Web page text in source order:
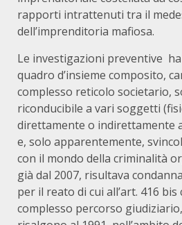
rapporti intrattenuti tra il
dell’imprenditoria mafiosa.
Le investigazioni preventive
quadro d’insieme composito,
complesso reticolo societario,
riconducibile a vari soggetti
direttamente o indirettamente
e, solo apparentemente,
con il mondo della criminalità
già dal 2007, risultava
per il reato di cui all’art. 416 bis
complesso percorso